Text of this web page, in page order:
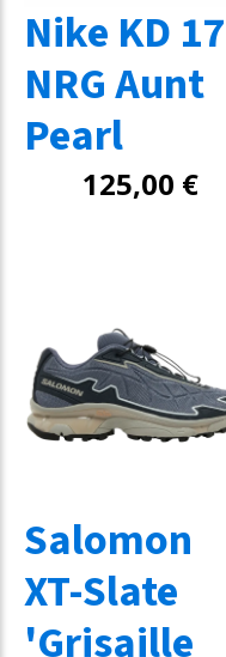
Nike KD 17
NRG Aunt
Pearl
125,00 €
Salomon
XT-Slate
'Grisaille